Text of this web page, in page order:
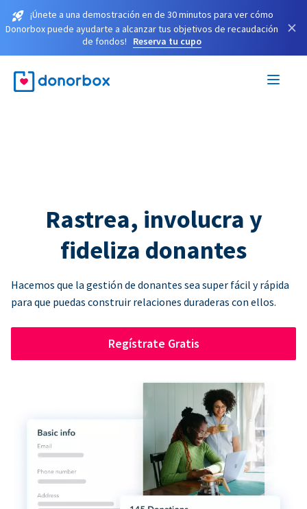
¡Únete a una demostración en de 30 minutos para ver cómo
Donorbox puede ayudarte a alcanzar tus objetivos de recaudación
de fondos!
Reserva tu cupo
×
Rastrea, involucra y
fideliza donantes
Hacemos que la gestión de donantes sea super fácil y rápida
para que puedas construir relaciones duraderas con ellos.
Regístrate Gratis